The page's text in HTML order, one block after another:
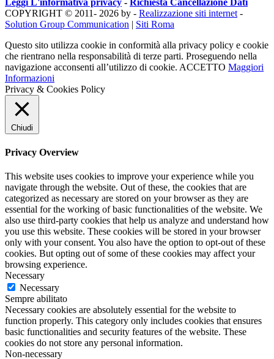
COPYRIGHT © 2011- 2026 by - Realizzazione siti internet -
Solution Group Communication | Siti Roma
Questo sito utilizza cookie in conformità alla privacy policy e cookie
che rientrano nella responsabilità di terze parti. Proseguendo nella
navigazione acconsenti all’utilizzo di cookie. ACCETTO Maggiori
Informazioni
Privacy & Cookies Policy
Chiudi
Privacy Overview
This website uses cookies to improve your experience while you
navigate through the website. Out of these, the cookies that are
categorized as necessary are stored on your browser as they are
essential for the working of basic functionalities of the website. We
also use third-party cookies that help us analyze and understand how
you use this website. These cookies will be stored in your browser
only with your consent. You also have the option to opt-out of these
cookies. But opting out of some of these cookies may affect your
browsing experience.
Necessary
Necessary
Sempre abilitato
Necessary cookies are absolutely essential for the website to
function properly. This category only includes cookies that ensures
basic functionalities and security features of the website. These
cookies do not store any personal information.
Non-necessary